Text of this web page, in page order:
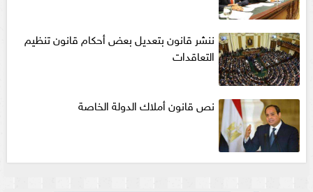
ننشر قانون بتعديل بعض أحكام قانون تنظيم
التعاقدات
نص قانون أملاك الدولة الخاصة